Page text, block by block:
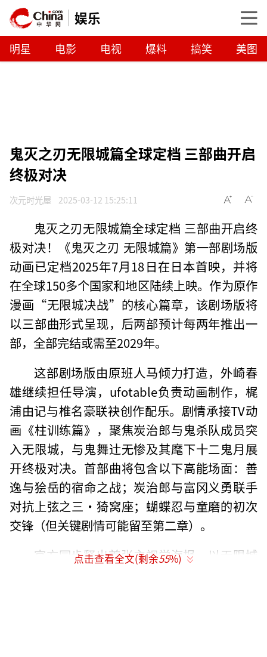
娱乐
明星 电影 电视 爆料 搞笑 美图
鬼灭之刃无限城篇全球定档 三部曲开启
终极对决
次元时光屋 2025-03-12 15:25:11
鬼灭之刃无限城篇全球定档 三部曲开启终
极对决！《鬼灭之刃 无限城篇》第一部剧场版
动画已定档2025年7月18日在日本首映，并将
在全球150多个国家和地区陆续上映。作为原作
漫画“无限城决战”的核心篇章，该剧场版将
以三部曲形式呈现，后两部预计每两年推出一
部，全部完结或需至2029年。
这部剧场版由原班人马倾力打造，外崎春
雄继续担任导演，ufotable负责动画制作，梶
浦由记与椎名豪联袂创作配乐。剧情承接TV动
画《柱训练篇》，聚焦炭治郎与鬼杀队成员突
入无限城，与鬼舞辻无惨及其麾下十二鬼月展
开终极对决。首部曲将包含以下高能场面：善
逸与狯岳的宿命之战；炭治郎与富冈义勇联手
对抗上弦之三·猗窝座；蝴蝶忍与童磨的初次
交锋（但关键剧情可能留至第二章）。
官方同步释出首张主视觉海报，以无限城
点击查看全文(剩余55%)